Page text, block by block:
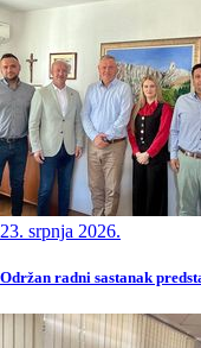
23. srpnja 2026.
Održan radni sastanak